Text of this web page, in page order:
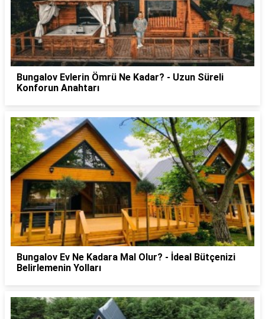
Bungalov Evlerin Ömrü Ne Kadar? - Uzun Süreli
Konforun Anahtarı
Bungalov Ev Ne Kadara Mal Olur? - İdeal Bütçenizi
Belirlemenin Yolları